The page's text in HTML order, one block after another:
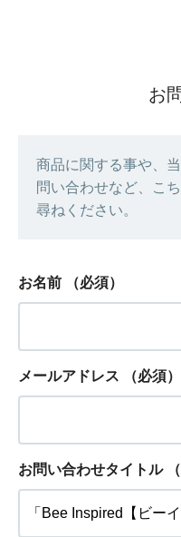
お
商品に関する事や、
問い合わせなど、こ
尋ねください。
お名前 （必須）
メールアドレス （必須）
お問い合わせタイトル